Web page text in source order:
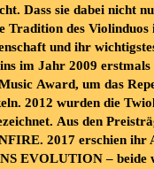
Dass sie dabei nicht
Tradition des Violinduos
und ihr
im Jahr 2009 erstmals
Award, um das
2012 wurden die
Aus den
. 2017 erschien ihr
EVOLUTION – beide